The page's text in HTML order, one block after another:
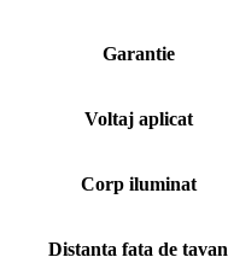
Garantie
Voltaj aplicat
Corp iluminat
Distanta fata de tavan